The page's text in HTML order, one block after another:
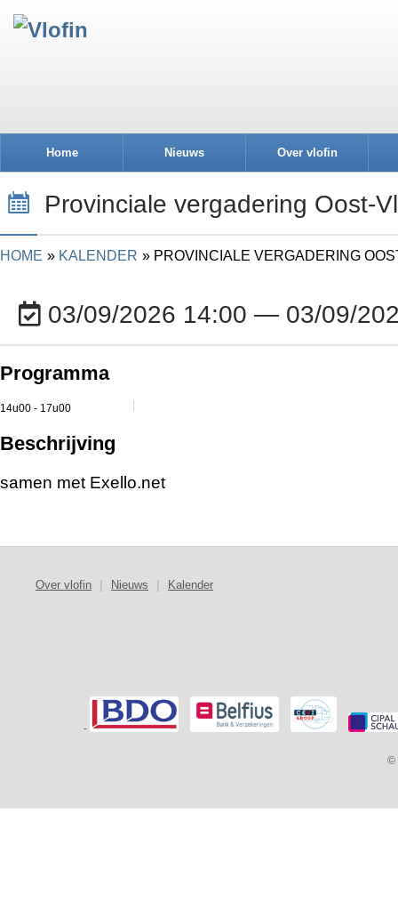
Home Nieuws Over vlofin
Provinciale vergadering Oost-
HOME KALENDER PROVINCIALE VERGADERING
03/09/2026 14:00 — 03/09/
Programma
14u00 - 17u00
Beschrijving
samen met Exello.net
Over vlofin Nieuws Kalender
-
©